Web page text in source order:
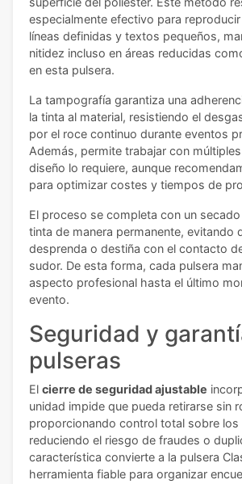
especialmente efectivo para
líneas definidas y textos pequeños,
nitidez incluso en áreas reducidas
en esta pulsera.
La tampografía garantiza una
la tinta al material, resistiendo el
por el roce continuo durante eventos
Además, permite trabajar con
diseño lo requiere, aunque
para optimizar costes y tiempos de
El proceso se completa con un
tinta de manera permanente, evitando
desprenda o destiña con el contacto
sudor. De esta forma, cada pulsera
aspecto profesional hasta el último
evento.
Seguridad y
pulseras
El cierre de seguridad ajustable
unidad impide que pueda retirarse sin
proporcionando control total sobre
reduciendo el riesgo de fraudes o
característica convierte a la pulsera
herramienta fiable para organizar